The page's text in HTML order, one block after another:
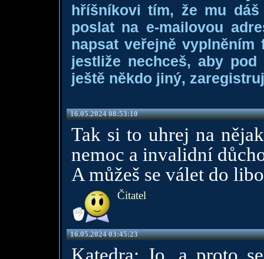
hříšníkovi tím, že mu
poslat na e-mailovou
napsat veřejně
jestliže nechceš, aby
ještě někdo jiný,
16.05.2024 08:53:10
Tak si to uhrej na
nemoc a invalidní
A můžeš se válet do
Čitatel
16.05.2024 03:45:23